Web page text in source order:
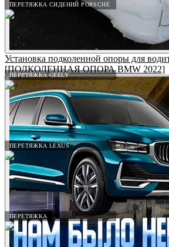
ПЕРЕТЯЖКА СИДЕНИЙ PORSCHE
ПЕРЕТЯЖКА GEELY
ПЕРЕТЯЖКА LEXUS
ПЕРЕТЯЖКА
Установка подколенной опоры для
[ПОДКОЛЕННАЯ ОПОРА BMW 2022]